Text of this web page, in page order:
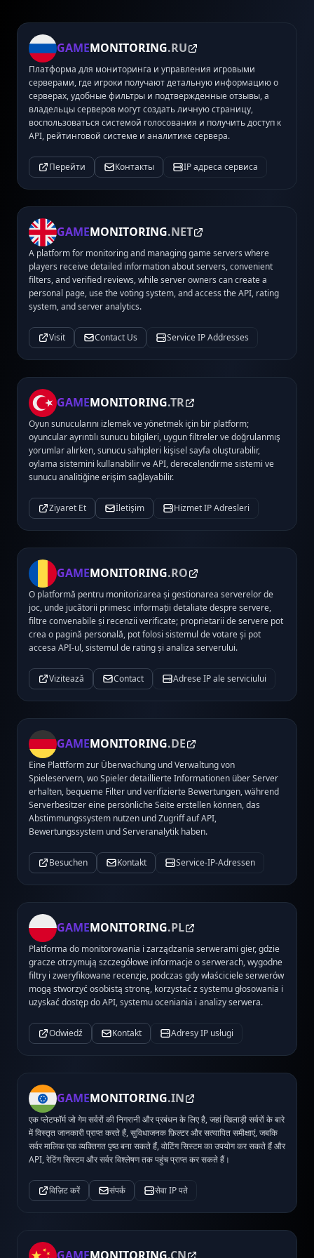
GAMEMONITORING.RU
Платформа для мониторинга и управления игровыми
серверами, где игроки получают детальную информацию о
серверах, удобные фильтры и подтвержденные отзывы, а
владельцы серверов могут создать личную страницу,
воспользоваться системой голосования и получить доступ к
API, рейтинговой системе и аналитике сервера.
Перейти Контакты IP адреса сервиса
GAMEMONITORING.NET
A platform for monitoring and managing game servers where
players receive detailed information about servers, convenient
filters, and verified reviews, while server owners can create a
personal page, use the voting system, and access the API, rating
system, and server analytics.
Visit Contact Us Service IP Addresses
GAMEMONITORING.TR
Oyun sunucularını izlemek ve yönetmek için bir platform;
oyuncular ayrıntılı sunucu bilgileri, uygun filtreler ve doğrulanmış
yorumlar alırken, sunucu sahipleri kişisel sayfa oluşturabilir,
oylama sistemini kullanabilir ve API, derecelendirme sistemi ve
sunucu analitiğine erişim sağlayabilir.
Ziyaret Et İletişim Hizmet IP Adresleri
GAMEMONITORING.RO
O platformă pentru monitorizarea și gestionarea serverelor de
joc, unde jucătorii primesc informații detaliate despre servere,
filtre convenabile și recenzii verificate; proprietarii de servere pot
crea o pagină personală, pot folosi sistemul de votare și pot
accesa API-ul, sistemul de rating și analiza serverului.
Vizitează Contact Adrese IP ale serviciului
GAMEMONITORING.DE
Eine Plattform zur Überwachung und Verwaltung von
Spieleservern, wo Spieler detaillierte Informationen über Server
erhalten, bequeme Filter und verifizierte Bewertungen, während
Serverbesitzer eine persönliche Seite erstellen können, das
Abstimmungssystem nutzen und Zugriff auf API,
Bewertungssystem und Serveranalytik haben.
Besuchen Kontakt Service-IP-Adressen
GAMEMONITORING.PL
Platforma do monitorowania i zarządzania serwerami gier, gdzie
gracze otrzymują szczegółowe informacje o serwerach, wygodne
filtry i zweryfikowane recenzje, podczas gdy właściciele serwerów
mogą stworzyć osobistą stronę, korzystać z systemu głosowania i
uzyskać dostęp do API, systemu oceniania i analizy serwera.
Odwiedź Kontakt Adresy IP usługi
GAMEMONITORING.IN
एक प्लेटफॉर्म जो गेम सर्वरों की निगरानी और प्रबंधन के लिए है, जहां खिलाड़ी सर्वरों के बारे
में विस्तृत जानकारी प्राप्त करते हैं, सुविधाजनक फ़िल्टर और सत्यापित समीक्षाएं, जबकि
सर्वर मालिक एक व्यक्तिगत पृष्ठ बना सकते हैं, वोटिंग सिस्टम का उपयोग कर सकते हैं और
API, रेटिंग सिस्टम और सर्वर विश्लेषण तक पहुंच प्राप्त कर सकते हैं।
विज़िट करें संपर्क सेवा IP पते